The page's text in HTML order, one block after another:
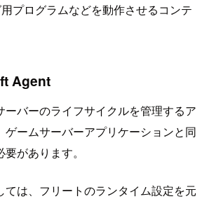
プログラムなどを動作させるコンテ
Agent
ーバーのライフサイクルを管理するア
ゲームサーバーアプリケーションと同
があります。
ては、フリートのランタイム設定を元